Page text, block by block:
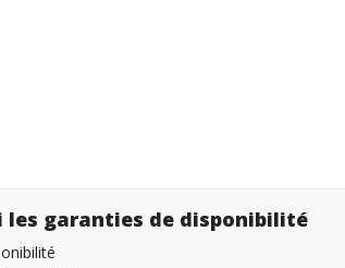
les garanties de disponibilité